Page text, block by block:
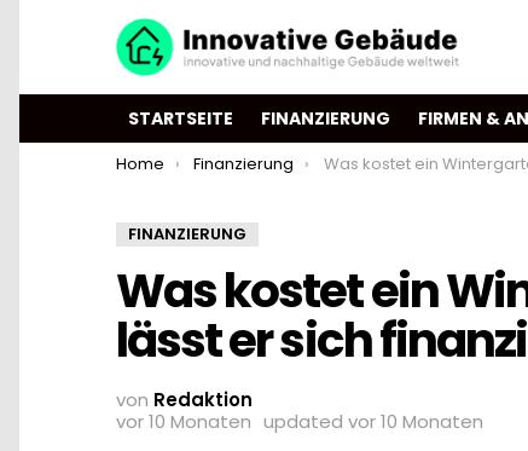
STARTSEITE FINANZIERUNG FIRMEN &
You are here:
Home Finanzierung Was kostet ein Wintergarten und wie lässt er
FINANZIERUNG
Was kostet ein
lässt er sich
von Redaktion
vor 10 Monaten updated vor 10 Monaten